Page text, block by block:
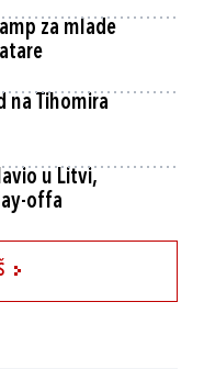
za mlade
na Tihomira
u Litvi,
offa